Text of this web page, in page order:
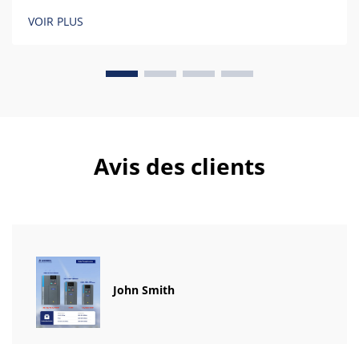
VOIR PLUS
Avis des clients
John Smith